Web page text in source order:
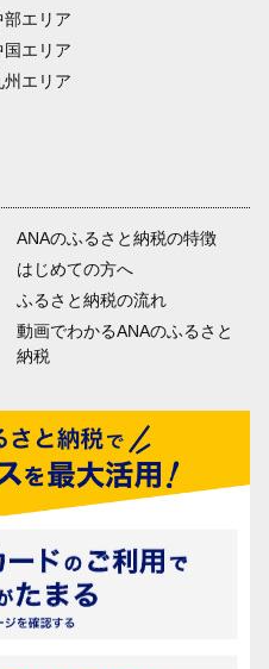
部エリア
国エリア
州エリア
ANAのふるさと納税の特徴
はじめての方へ
ふるさと納税の流れ
動画でわかるANAのふるさと
納税